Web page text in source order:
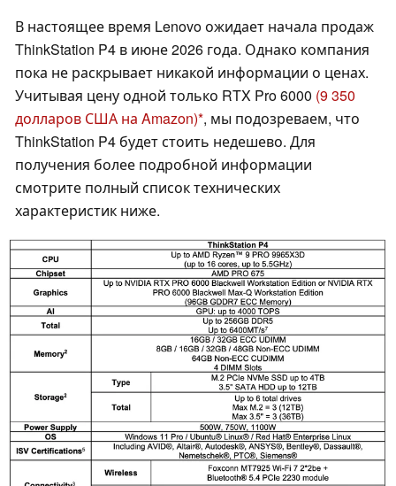
В настоящее время Lenovo ожидает начала продаж
ThinkStation P4 в июне 2026 года. Однако компания
пока не раскрывает никакой информации о ценах.
Учитывая цену одной только RTX Pro 6000 (9 350
долларов США на Amazon) , мы подозреваем, что
ThinkStation P4 будет стоить недешево. Для
получения более подробной информации
смотрите полный список технических
характеристик ниже.